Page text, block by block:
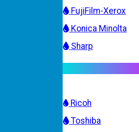
FujiFilm-Xerox
Konica Minolta
Sharp
Ricoh
Toshiba